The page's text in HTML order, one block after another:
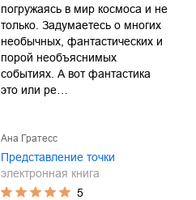
погружаясь в мир космоса и не
только. Задумаетесь о многих
необычных, фантастических и
порой необъяснимых
событиях. А вот фантастика
это или ре…
Ана Гратесс
Представление точки
электронная книга
5